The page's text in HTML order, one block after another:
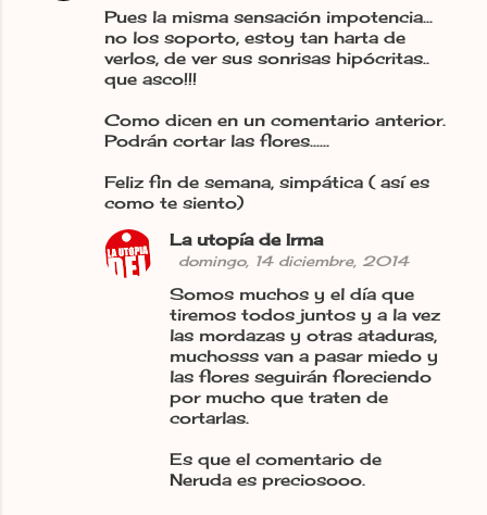
Pues la misma sensación impotencia...
no los soporto, estoy tan harta de
verlos, de ver sus sonrisas hipócritas..
que asco!!!
Como dicen en un comentario anterior.
Podrán cortar las flores......
Feliz fin de semana, simpática ( así es
como te siento)
La utopía de Irma
domingo, 14 diciembre, 2014
Somos muchos y el día que
tiremos todos juntos y a la vez
las mordazas y otras ataduras,
muchosss van a pasar miedo y
las flores seguirán floreciendo
por mucho que traten de
cortarlas.
Es que el comentario de
Neruda es preciosooo.